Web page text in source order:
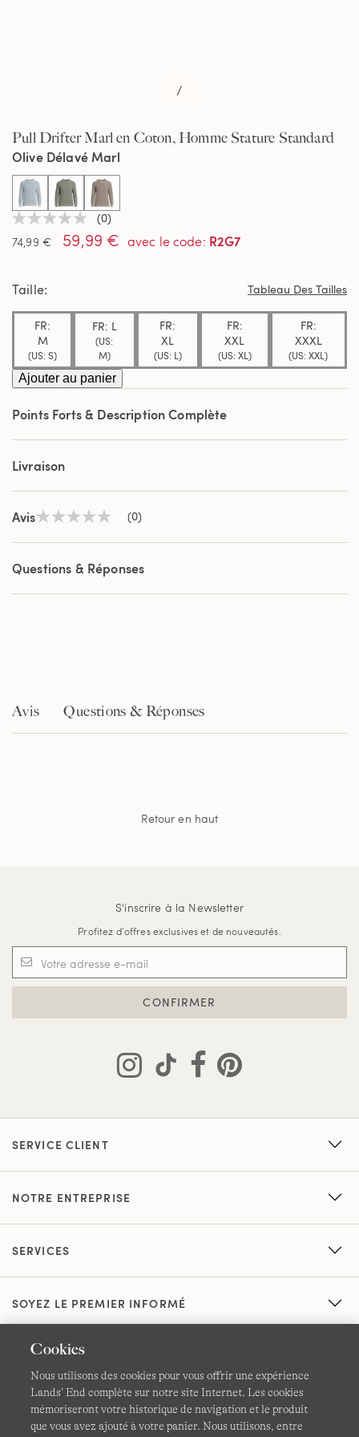
/
Pull Drifter Marl en Coton, Homme Stature Standard
Aucune
valeur
de
sur
même
page.
(0)
74,99 €
59,99 € avec le code: R2G7
Olive Délavé Marl
selected
Taille Tableau Des Tailles
FR:
M
(US: S)
FR: L
(US:
M)
FR:
XL
(US: L)
FR:
XXL
(US: XL)
FR:
XXXL
(US: XXL)
Ajouter au panier
Points Forts & Description Complète
Livraison
AvisAucune
de
notation
Lien
la
(0)
Questions & Réponses
Avis Questions & Réponses
Retour en haut
S'inscrire à la Newsletter
Profitez d'offres exclusives et de nouveautés.
CONFIRMER
SERVICE CLIENT
NOTRE ENTREPRISE
SERVICES
SOYEZ LE PREMIER INFORMÉ
Cookies
Nous utilisons des cookies pour vous offrir une expérience
Lands’ End complète sur notre site Internet. Les cookies
mémoriseront votre historique de navigation et le produit
que vous avez ajouté à votre panier. Nous utilisons, entre